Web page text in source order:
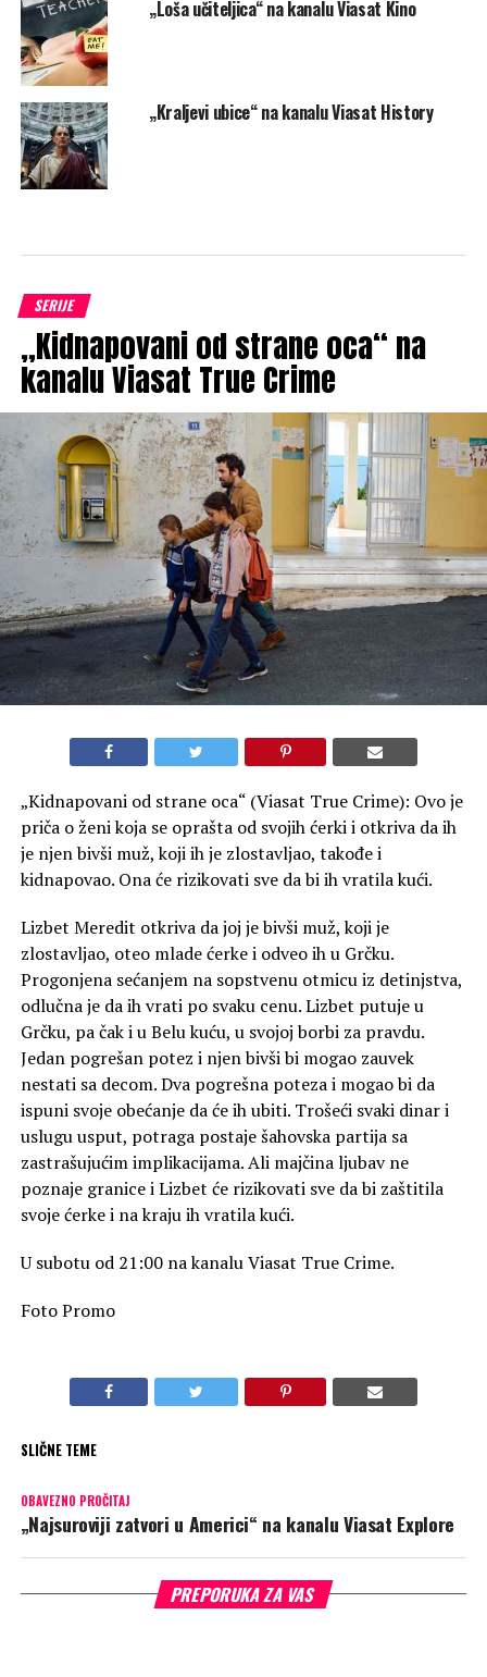
„Loša učiteljica“ na kanalu Viasat Kino
„Kraljevi ubice“ na kanalu Viasat History
SERIJE
„Kidnapovani od strane oca“ na
kanalu Viasat True Crime
„Kidnapovani od strane oca“ (Viasat True Crime): Ovo je
priča o ženi koja se oprašta od svojih ćerki i otkriva da ih
je njen bivši muž, koji ih je zlostavljao, takođe i
kidnapovao. Ona će rizikovati sve da bi ih vratila kući.
Lizbet Meredit otkriva da joj je bivši muž, koji je
zlostavljao, oteo mlade ćerke i odveo ih u Grčku.
Progonjena sećanjem na sopstvenu otmicu iz detinjstva,
odlučna je da ih vrati po svaku cenu. Lizbet putuje u
Grčku, pa čak i u Belu kuću, u svojoj borbi za pravdu.
Jedan pogrešan potez i njen bivši bi mogao zauvek
nestati sa decom. Dva pogrešna poteza i mogao bi da
ispuni svoje obećanje da će ih ubiti. Trošeći svaki dinar i
uslugu usput, potraga postaje šahovska partija sa
zastrašujućim implikacijama. Ali majčina ljubav ne
poznaje granice i Lizbet će rizikovati sve da bi zaštitila
svoje ćerke i na kraju ih vratila kući.
U subotu od 21:00 na kanalu Viasat True Crime.
Foto Promo
SLIČNE TEME
OBAVEZNO PROČITAJ
„Najsuroviji zatvori u Americi“ na kanalu Viasat Explore
PREPORUKA ZA VAS